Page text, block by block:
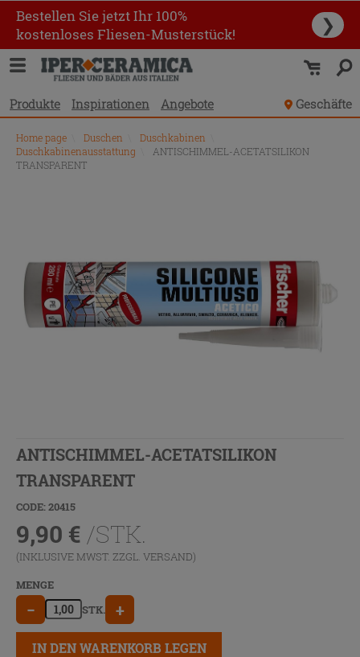
Bestellen Sie jetzt Ihr 100%
kostenloses Fliesen-Musterstück!
❯
Produkte Inspirationen Angebote Geschäfte
Home page Duschen Duschkabinen
Duschkabinenausstattung
ANTISCHIMMEL-ACETATSILIKON
TRANSPARENT
ANTISCHIMMEL-ACETATSILIKON
TRANSPARENT
CODE: 20415
9,90 € /STK.
(INKLUSIVE MWST. ZZGL. VERSAND)
MENGE
− STK. +
IN DEN WARENKORB LEGEN